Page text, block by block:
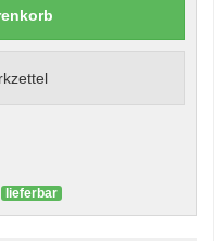
lieferbar